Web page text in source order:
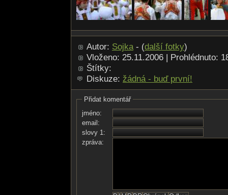
Autor: Sojka- (další fotky)
Vloženo: 25.11.2006 | Prohlédnuto:
Štítky:
Diskuze: žádná - buď první!
Přidat komentář
jméno:
email:
slovy 1:
zpráva: